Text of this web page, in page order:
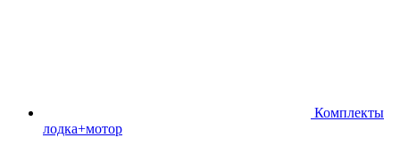
Комплекты
лодка+мотор